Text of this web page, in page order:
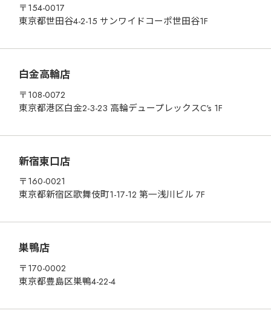
〒154-0017
東京都世田谷4-2-15 サンワイドコーポ世田谷1F
白金高輪店
〒108-0072
東京都港区白金2-3-23 高輪デュープレックスC's 1F
新宿東口店
〒160-0021
東京都新宿区歌舞伎町1-17-12 第一浅川ビル 7F
巣鴨店
〒170-0002
東京都豊島区巣鴨4-22-4